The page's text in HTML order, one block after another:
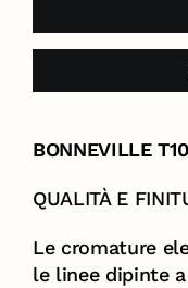
BONNEVILLE
QUALITÀ E
Le cromature
le linee dipinte